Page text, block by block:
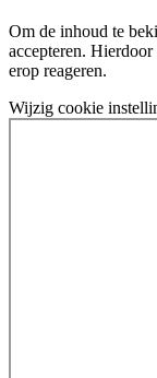
Om de inhoud te
accepteren.
erop reageren.
Wijzig cookie